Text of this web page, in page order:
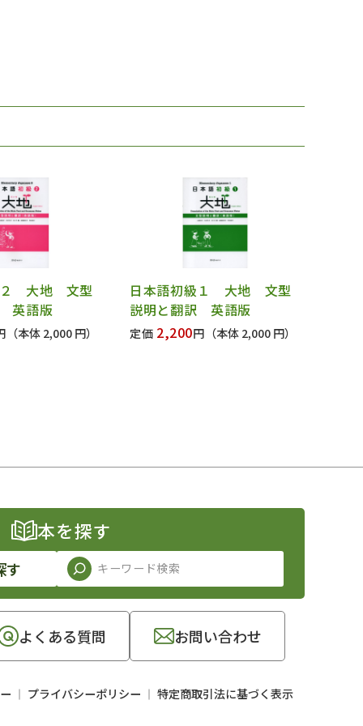
２ 大地 文型
英語版
（本体 2,000 円）
日本語初級１ 大地 文型
説明と翻訳 英語版
定価 2,200円 （本体 2,000 円）
本を探す
す
よくある質問 お問い合わせ
プライバシーポリシー 特定商取引法に基づく表示